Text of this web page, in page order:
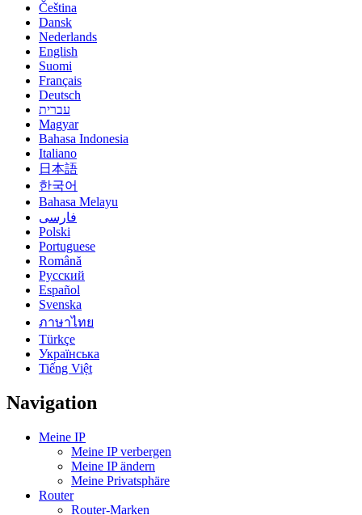
Čeština
Dansk
Nederlands
English
Suomi
Français
Deutsch
עברית
Magyar
Bahasa Indonesia
Italiano
日本語
한국어
Bahasa Melayu
فارسی
Polski
Portuguese
Română
Русский
Español
Svenska
ภาษาไทย
Türkçe
Українська
Tiếng Việt
Navigation
Meine IP
Meine IP verbergen
Meine IP ändern
Meine Privatsphäre
Router
Router-Marken